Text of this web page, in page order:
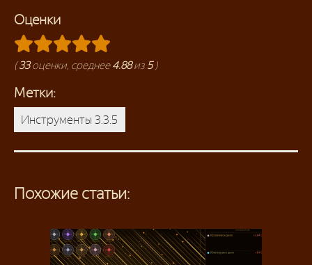
Оценки
(33оценки, среднее4.88из 5)
Метки:
Инструменты 3.3.5
Похожие статьи: